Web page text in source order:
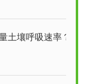
土壤呼吸速率？